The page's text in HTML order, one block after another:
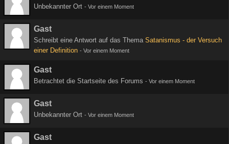
Unbekannter Ort - Vor einem Moment
Gast
Schreibt eine Antwort auf das Thema Satanismus - der Versuch
einer Definition - Vor einem Moment
Gast
Betrachtet die Startseite des Forums - Vor einem Moment
Gast
Unbekannter Ort - Vor einem Moment
Gast